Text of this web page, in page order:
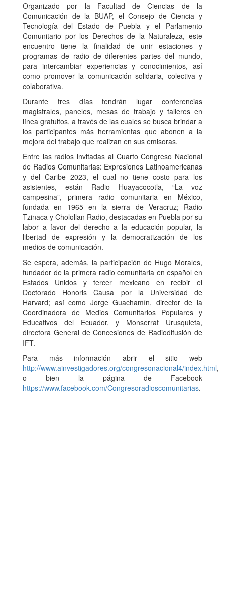
Organizado por la Facultad de Ciencias de la
Comunicación de la BUAP, el Consejo de Ciencia y
Tecnología del Estado de Puebla y el Parlamento
Comunitario por los Derechos de la Naturaleza, este
encuentro tiene la finalidad de unir estaciones y
programas de radio de diferentes partes del mundo,
para intercambiar experiencias y conocimientos, así
como promover la comunicación solidaria, colectiva y
colaborativa.
Durante tres días tendrán lugar conferencias
magistrales, paneles, mesas de trabajo y talleres en
línea gratuitos, a través de las cuales se busca brindar a
los participantes más herramientas que abonen a la
mejora del trabajo que realizan en sus emisoras.
Entre las radios invitadas al Cuarto Congreso Nacional
de Radios Comunitarias: Expresiones Latinoamericanas
y del Caribe 2023, el cual no tiene costo para los
asistentes, están Radio Huayacocotla, “La voz
campesina”, primera radio comunitaria en México,
fundada en 1965 en la sierra de Veracruz; Radio
Tzinaca y Cholollan Radio, destacadas en Puebla por su
labor a favor del derecho a la educación popular, la
libertad de expresión y la democratización de los
medios de comunicación.
Se espera, además, la participación de Hugo Morales,
fundador de la primera radio comunitaria en español en
Estados Unidos y tercer mexicano en recibir el
Doctorado Honoris Causa por la Universidad de
Harvard; así como Jorge Guachamín, director de la
Coordinadora de Medios Comunitarios Populares y
Educativos del Ecuador, y Monserrat Urusquieta,
directora General de Concesiones de Radiodifusión de
IFT.
Para más información abrir el sitio web
http://www.ainvestigadores.org/congresonacional4/index.html,
o bien la página de Facebook
https://www.facebook.com/Congresoradioscomunitarias.